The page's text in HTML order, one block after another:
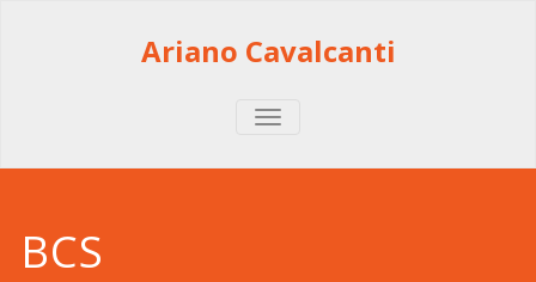
Ariano Cavalcanti
TOGGLE
BCS